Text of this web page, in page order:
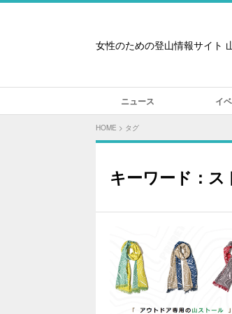
女性のための登山情報サイト
ニュース イ
HOME > タグ
キーワード：ス